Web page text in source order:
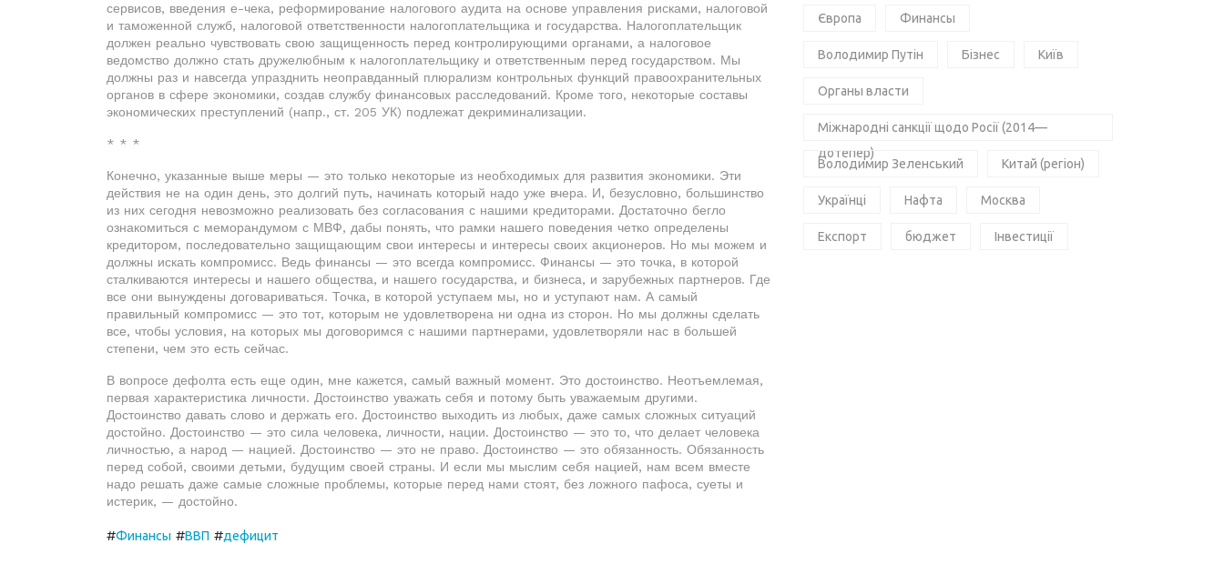
сервисов, введения е-чека, реформирование налогового аудита на основе управления рисками, налоговой
и таможенной служб, налоговой ответственности налогоплательщика и государства. Налогоплательщик
должен реально чувствовать свою защищенность перед контролирующими органами, а налоговое
ведомство должно стать дружелюбным к налогоплательщику и ответственным перед государством. Мы
должны раз и навсегда упразднить неоправданный плюрализм контрольных функций правоохранительных
органов в сфере экономики, создав службу финансовых расследований. Кроме того, некоторые составы
экономических преступлений (напр., ст. 205 УК) подлежат декриминализации.
* * *
Конечно, указанные выше меры — это только некоторые из необходимых для развития экономики. Эти
действия не на один день, это долгий путь, начинать который надо уже вчера. И, безусловно, большинство
из них сегодня невозможно реализовать без согласования с нашими кредиторами. Достаточно бегло
ознакомиться с меморандумом с МВФ, дабы понять, что рамки нашего поведения четко определены
кредитором, последовательно защищающим свои интересы и интересы своих акционеров. Но мы можем и
должны искать компромисс. Ведь финансы — это всегда компромисс. Финансы — это точка, в которой
сталкиваются интересы и нашего общества, и нашего государства, и бизнеса, и зарубежных партнеров. Где
все они вынуждены договариваться. Точка, в которой уступаем мы, но и уступают нам. А самый
правильный компромисс — это тот, которым не удовлетворена ни одна из сторон. Но мы должны сделать
все, чтобы условия, на которых мы договоримся с нашими партнерами, удовлетворяли нас в большей
степени, чем это есть сейчас.
В вопросе дефолта есть еще один, мне кажется, самый важный момент. Это достоинство. Неотъемлемая,
первая характеристика личности. Достоинство уважать себя и потому быть уважаемым другими.
Достоинство давать слово и держать его. Достоинство выходить из любых, даже самых сложных ситуаций
достойно. Достоинство — это сила человека, личности, нации. Достоинство — это то, что делает человека
личностью, а народ — нацией. Достоинство — это не право. Достоинство — это обязанность. Обязанность
перед собой, своими детьми, будущим своей страны. И если мы мыслим себя нацией, нам всем вместе
надо решать даже самые сложные проблемы, которые перед нами стоят, без ложного пафоса, суеты и
истерик, — достойно.
#Финансы #ВВП #дефицит
Європа Финансы
Володимир Путін Бізнес Київ
Органы власти
Міжнародні санкції щодо Росії (2014—
дотепер)
Володимир Зеленський Китай (регіон)
Українці Нафта Москва
Експорт бюджет Інвестиції